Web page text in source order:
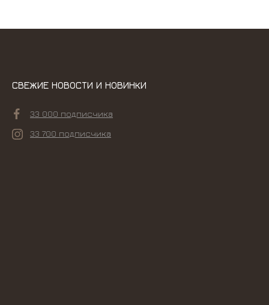
СВЕЖИЕ НОВОСТИ И НОВИНКИ
33 000 подписчика
33 700 подписчика